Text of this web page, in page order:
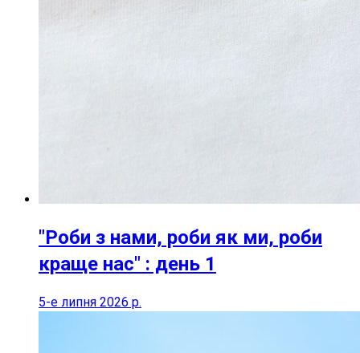
"Роби з нами, роби як ми, роби
краще нас" : день 1
5-е липня 2026 р.